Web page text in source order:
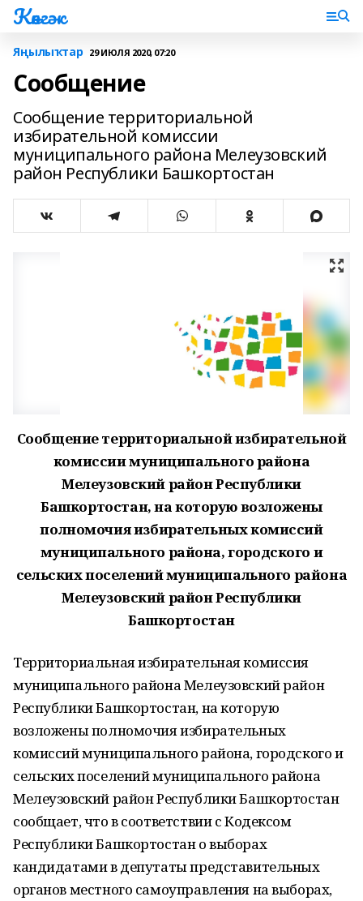
Көнгәк
Яңылыҡтар 29 ИЮЛЯ 2020, 07:20
Сообщение
Сообщение территориальной
избирательной комиссии
муниципального района Мелеузовский
район Республики Башкортостан
Сообщение территориальной избирательной
комиссии муниципального района
Мелеузовский район Республики
Башкортостан, на которую возложены
полномочия избирательных комиссий
муниципального района, городского и
сельских поселений муниципального района
Мелеузовский район Республики
Башкортостан
Территориальная избирательная комиссия
муниципального района Мелеузовский район
Республики Башкортостан, на которую
возложены полномочия избирательных
комиссий муниципального района, городского и
сельских поселений муниципального района
Мелеузовский район Республики Башкортостан
сообщает, что в соответствии с Кодексом
Республики Башкортостан о выборах
кандидатами в депутаты представительных
органов местного самоуправления на выборах,